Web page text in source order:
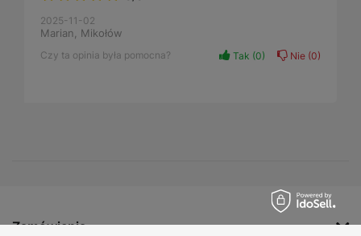
2025-11-02
Marian, Mikołów
Czy ta opinia była pomocna? Tak 0 Nie 0
Zamówienia